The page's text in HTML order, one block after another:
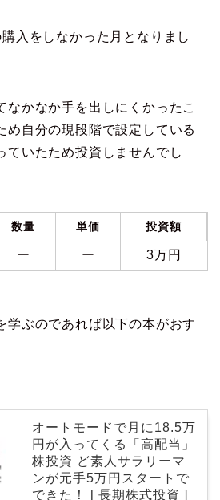
入をしなかった月となりまし
なかなか手を出しにくかったこ
め自分の現段階で設定している
ていたため投資しませんでし
数量 単価 投資額
ー ー 3万円
学ぶのであれば以下の本がおす
オートモードで月に18.5万
円が入ってくる「高配当」
株投資 ど素人サラリーマ
ンが元手5万円スタートで
できた！ [ 長期株式投資 ]